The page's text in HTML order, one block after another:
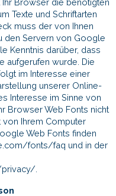
Texte und Schriftarten
muss der von Ihnen
den Servern von Google
Kenntnis darüber, dass
aufgerufen wurde. Die
im Interesse einer
unserer Online-
Interesse im Sinne von
Browser Web Fonts nicht
von Ihrem Computer
Web Fonts finden
fonts/faq und in der
.